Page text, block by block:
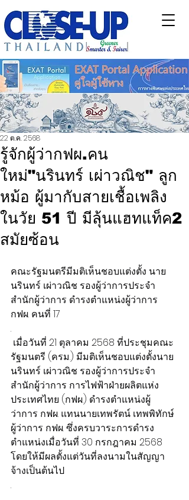
รู้จักผู้ว่ากฟผ.คน
ใหม่"นรินทร์ เผ่าวณิช" ลูก
หม้อ ผู้มากับสายเชื้อเพลิง
ในวัย 51 ปี มีลุ้นแฮทแท็ค2
สมัยซ้อน
22 ต.ค. 2568
คณะรัฐมนตรีมีมติเห็นชอบแต่งตั้ง นาย
นรินทร์ เผ่าวณิช รองผู้ว่าการประจำ
สำนักผู้ว่าการ ดำรงตำแหน่งผู้ว่าการ
กฟผ. คนที่ 17
.
เมื่อวันที่ 21 ตุลาคม 2568 ที่ประชุมคณะ
รัฐมนตรี (ครม.) มีมติเห็นชอบแต่งตั้งนาย
นรินทร์ เผ่าวณิช รองผู้ว่าการประจำ
สำนักผู้ว่าการ การไฟฟ้าฝ่ายผลิตแห่ง
ประเทศไทย (กฟผ.) ดำรงตำแหน่งผู้
ว่าการ กฟผ. แทนนายเทพรัตน์ เทพพิทักษ์
ผู้ว่าการ กฟผ. ซึ่งครบวาระการดำรง
ตำแหน่งเมื่อวันที่ 30 กรกฎาคม 2568
โดยให้มีผลตั้งแต่วันที่ลงนามในสัญญา
จ้างเป็นต้นไป
.